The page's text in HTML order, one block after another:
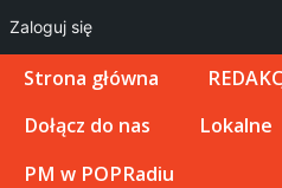
Strona główna
Dołącz do nas
Lokalne
PM w POPRadiu
Zaloguj się